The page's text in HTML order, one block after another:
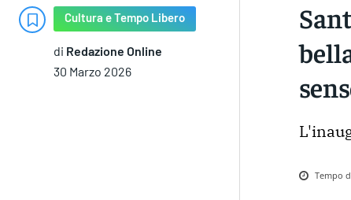
Cultura e Tempo Libero
di Redazione Online
30 Marzo 2026
Tempo